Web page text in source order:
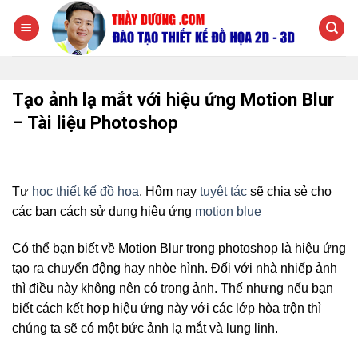
đến
Tạo ảnh lạ mắt với hiệu ứng Motion Blur
– Tài liệu Photoshop
Tự học thiết kế đồ họa. Hôm nay tuyệt tác sẽ chia sẻ cho
các bạn cách sử dụng hiệu ứng motion blue
Có thể bạn biết về Motion Blur trong photoshop là hiệu ứng
tạo ra chuyển động hay nhòe hình. Đối với nhà nhiếp ảnh
thì điều này không nên có trong ảnh. Thế nhưng nếu bạn
biết cách kết hợp hiệu ứng này với các lớp hòa trộn thì
chúng ta sẽ có một bức ảnh lạ mắt và lung linh.